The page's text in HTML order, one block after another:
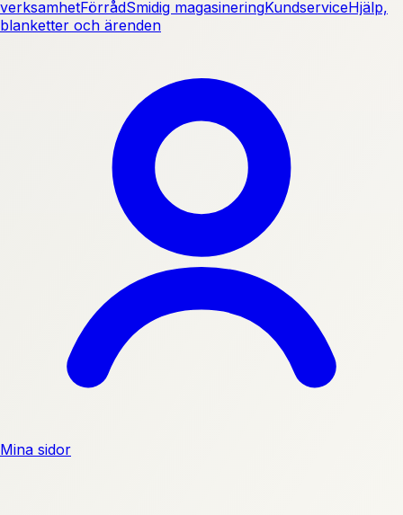
verksamhetFörrådSmidig magasineringKundserviceHjälp,
blanketter och ärenden
Mina sidor